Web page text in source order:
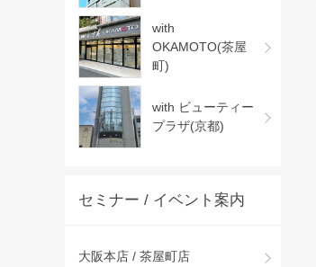
with
OKAMOTO(茶屋
町)
with ビューティー
プラザ(京都)
セミナー / イベント案内
大阪本店 / 茶屋町店